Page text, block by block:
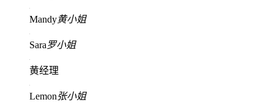
Mandy黄小姐
Sara罗小姐
黄经理
Lemon张小姐